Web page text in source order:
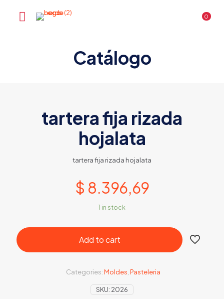
0
Catálogo
tartera fija rizada
hojalata
tartera fija rizada hojalata
$ 8.396,69
1 in stock
Add to cart
SKU: 2026
Categories:Moldes Pasteleria